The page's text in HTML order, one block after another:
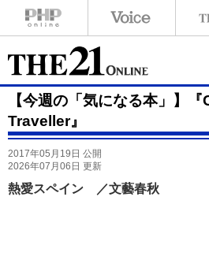
【今週の「気になる本」】
Traveller』
2017年05月19日 公開
2026年07月06日 更新
熱愛スペイン ／文藝春秋